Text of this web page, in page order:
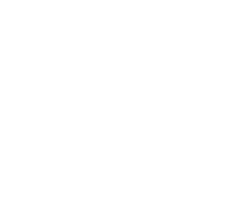
Keine News mehr
Newsletter bist
Stand. Jetzt